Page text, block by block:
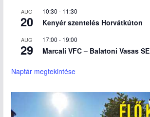
AUG
20
10:30 - 11:30
Kenyér szentelés Horvátkúton
AUG
29
17:00 - 19:00
Marcali VFC – Balatoni Vasas SE
Naptár megtekintése